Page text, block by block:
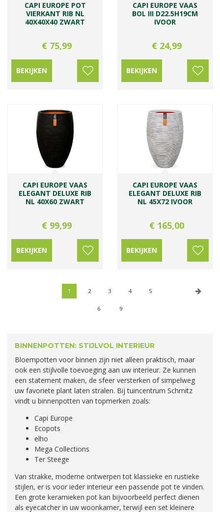
CAPI EUROPE POT
VIERKANT RIB NL
40X40X40 ZWART
€ 75,99
BEKIJKEN
CAPI EUROPE VAAS
BOL III D22.5H19CM
IVOOR
€ 24,99
BEKIJKEN
CAPI EUROPE VAAS
ELEGANT DELUXE RIB
NL 40X60 ZWART
€ 99,99
BEKIJKEN
CAPI EUROPE VAAS
ELEGANT DELUXE RIB
NL 45X72 IVOOR
€ 165,00
BEKIJKEN
1 2 3 4 5
6 9
BINNENPOTTEN: STIJLVOL INTERIEUR
Bloempotten voor binnen zijn niet alleen praktisch, maar
ook een stijlvolle toevoeging aan uw interieur. Ze kunnen
een statement maken, de sfeer versterken of simpelweg
uw favoriete plant laten stralen. Bij tuincentrum Schmitz
vindt u binnenpotten van topmerken zoals:
Capi Europe
Ecopots
elho
Mega Collections
Ter Steege
Van strakke, moderne ontwerpen tot klassieke en rustieke
stijlen, er is voor ieder interieur een passende pot te vinden.
Een grote keramieken pot kan bijvoorbeeld perfect dienen
als eyecatcher in uw woonkamer, terwijl een set kleinere